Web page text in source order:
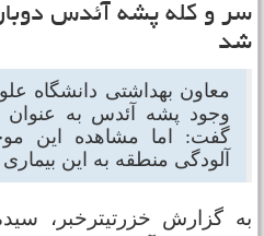
و کله پشه آئدس دوباره
معاون بهداشتی دانشگاه
وجود پشه آئدس به عنوان
گفت:‌ اما مشاهده این
آلودگی منطقه به این بیماری
گزارش خزرتیترخبر، سیده